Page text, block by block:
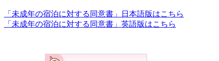
「未成年の宿泊に対する同意書」日本語版はこちら
「未成年の宿泊に対する同意書」英語版はこちら